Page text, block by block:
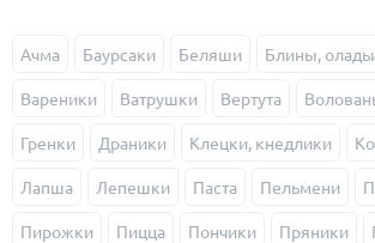
Ачма Баурсаки Беляши Блины,
Вареники Ватрушки Вертута
Гренки Драники Клецки, кнедлики
Лапша Лепешки Паста Пельмени
Пирожки Пицца Пончики Пряники